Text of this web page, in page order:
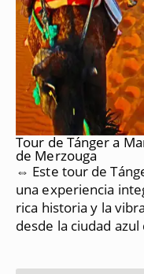
Tour de Tánger a
de Merzouga
⇔ Este tour de
una experiencia
rica historia y la
desde la ciudad